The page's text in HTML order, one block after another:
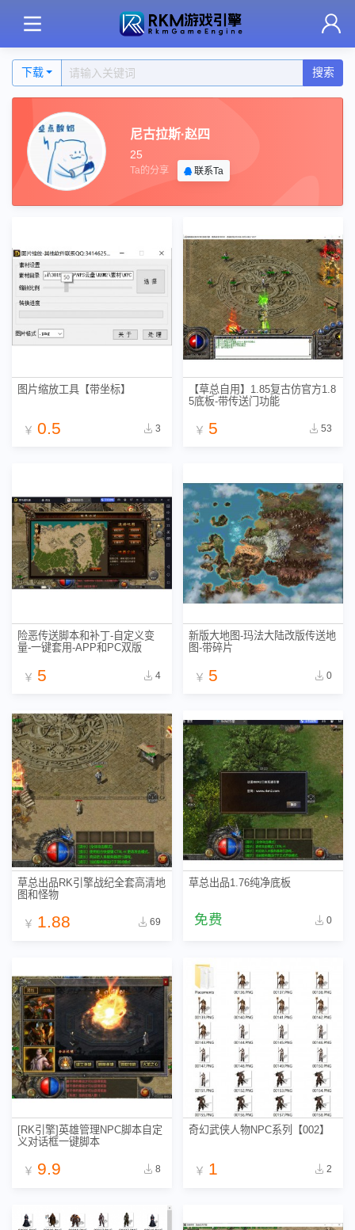
下载 搜索
尼古拉斯·赵四
25
Ta的分享 联系Ta
图片缩放工具【带坐标】
￥ 0.5 3
【草总自用】1.85复古仿官方1.8
5底板-带传送门功能
￥ 5 53
险恶传送脚本和补丁-自定义变
量-一键套用-APP和PC双版
￥ 5 4
新版大地图-玛法大陆改版传送地
图-带碎片
￥ 5 0
草总出品RK引擎战纪全套高清地
图和怪物
￥ 1.88 69
草总出品1.76纯净底板
免费 0
[RK引擎]英雄管理NPC脚本自定
义对话框一键脚本
￥ 9.9 8
奇幻武侠人物NPC系列【002】
￥ 1 2